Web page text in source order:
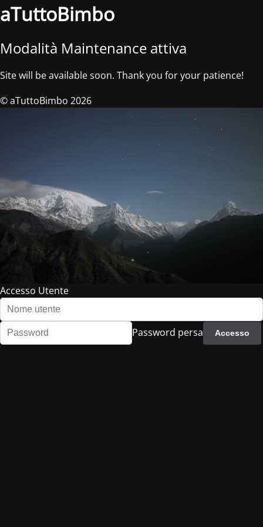
aTuttoBimbo
Modalità Maintenance attiva
Site will be available soon. Thank you for your patience!
© aTuttoBimbo 2026
Accesso Utente
Password persa